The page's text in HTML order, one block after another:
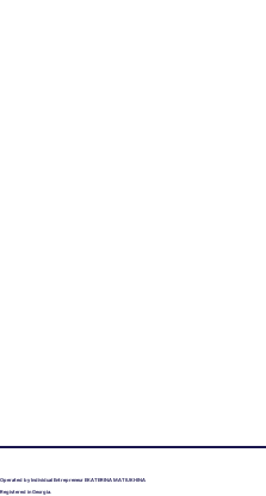
Operated by Individual Entrepreneur EKATERINA MATIUKHINA
Registered in Georgia.